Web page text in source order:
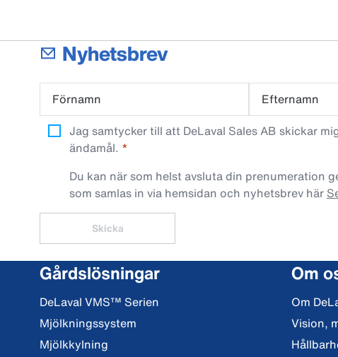
Nyhetsbrev
Förnamn Efternamn
Jag samtycker till att DeLaval Sales AB skickar
ändamål.
Du kan när som helst avsluta din prenumeration
som samlas in via hemsidan och nyhetsbrev här
Skicka
Gårdslösningar
DeLaval VMS™ Serien
Mjölkningssystem
Mjölkkylning
Om
Om
Vision,